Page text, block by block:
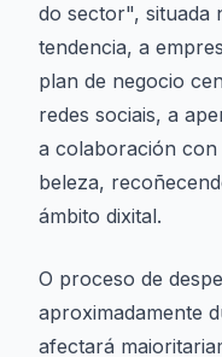
do sector", situada
tendencia, a
plan de negocio
redes sociais, a
a colaboración
beleza,
ámbito dixital.
O proceso de
aproximadamente
afectará